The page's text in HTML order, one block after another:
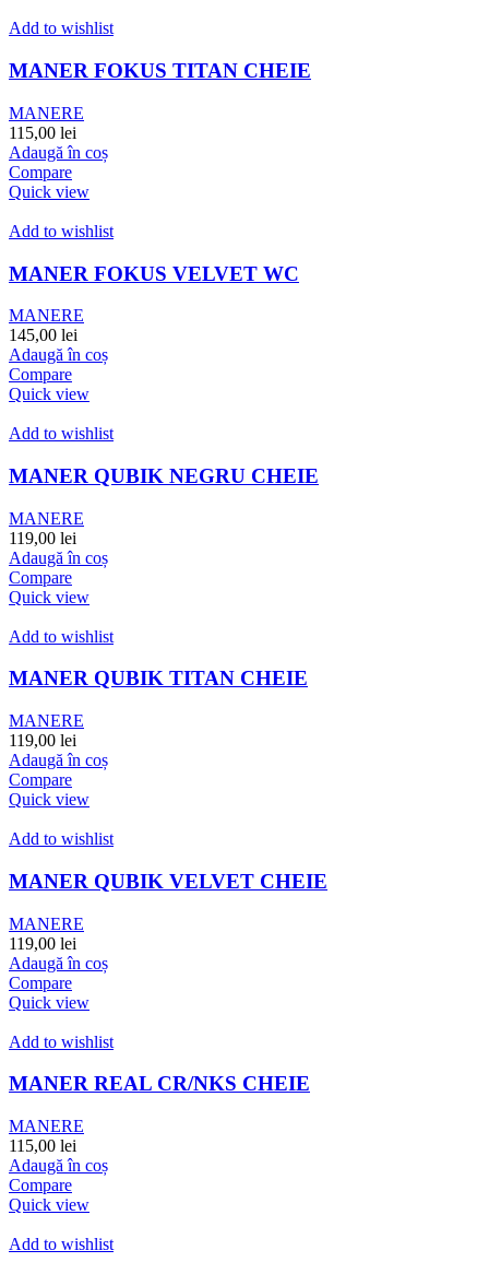
Add to wishlist
MANER FOKUS TITAN CHEIE
MANERE
115,00 lei
Adaugă în coș
Compare
Quick view
Add to wishlist
MANER FOKUS VELVET WC
MANERE
145,00 lei
Adaugă în coș
Compare
Quick view
Add to wishlist
MANER QUBIK NEGRU CHEIE
MANERE
119,00 lei
Adaugă în coș
Compare
Quick view
Add to wishlist
MANER QUBIK TITAN CHEIE
MANERE
119,00 lei
Adaugă în coș
Compare
Quick view
Add to wishlist
MANER QUBIK VELVET CHEIE
MANERE
119,00 lei
Adaugă în coș
Compare
Quick view
Add to wishlist
MANER REAL CR/NKS CHEIE
MANERE
115,00 lei
Adaugă în coș
Compare
Quick view
Add to wishlist